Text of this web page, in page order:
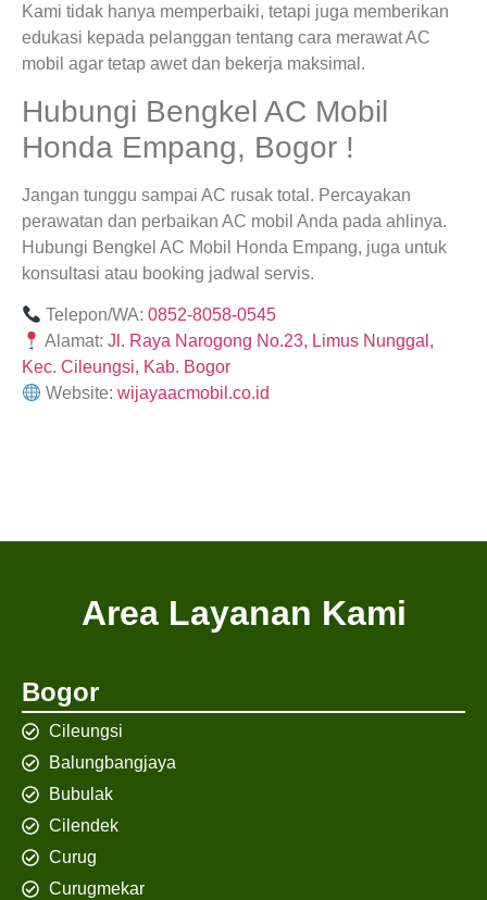
Kami tidak hanya memperbaiki, tetapi juga memberikan
edukasi kepada pelanggan tentang cara merawat AC
mobil agar tetap awet dan bekerja maksimal.
Hubungi Bengkel AC Mobil
Honda Empang, Bogor !
Jangan tunggu sampai AC rusak total. Percayakan
perawatan dan perbaikan AC mobil Anda pada ahlinya.
Hubungi Bengkel AC Mobil Honda Empang, juga untuk
konsultasi atau booking jadwal servis.
Telepon/WA:0852-8058-0545
Alamat:Jl. Raya Narogong No.23, Limus Nunggal,
Kec. Cileungsi, Kab. Bogor
Website:wijayaacmobil.co.id
Area Layanan Kami
Bogor
Cileungsi
Balungbangjaya
Bubulak
Cilendek
Curug
Curugmekar